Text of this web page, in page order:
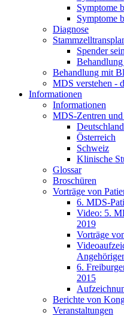
Symptome
Symptome
Diagnose
Spender
Behandlung mit
MDS verstehen -
Informationen
Informationen
MDS-Zentren und
Deutschland
Österreich
Schweiz
Klinische
Glossar
Broschüren
Vorträge von
6. MDS-
Video: 5.
2019
Vorträge
6.
2015
Berichte von
Veranstaltungen